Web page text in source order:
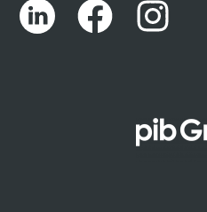
Português